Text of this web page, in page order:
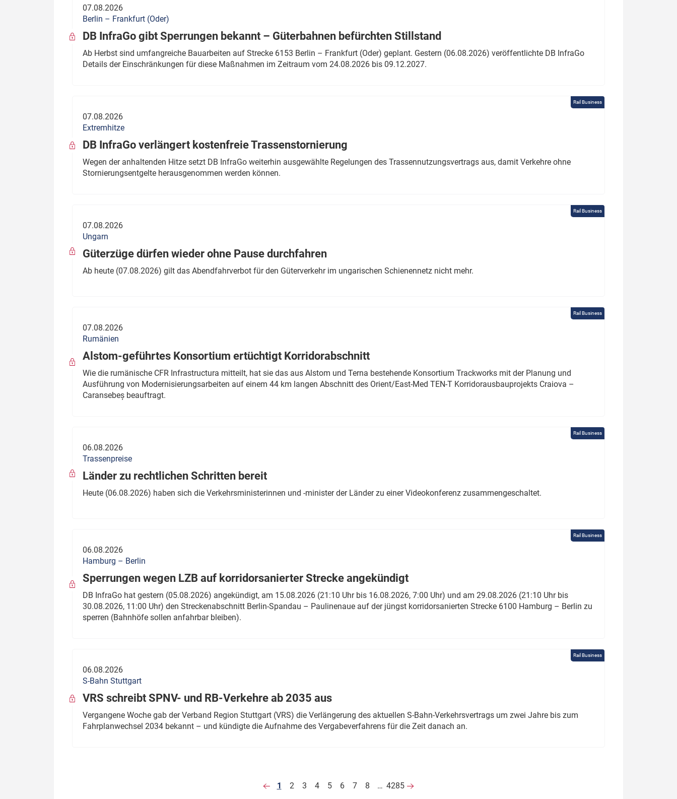
07.08.2026
Berlin – Frankfurt (Oder)
DB InfraGo gibt Sperrungen bekannt – Güterbahnen befürchten Stillstand
Ab Herbst sind umfangreiche Bauarbeiten auf Strecke 6153 Berlin – Frankfurt (Oder) geplant. Gestern (06.08.2026) veröffentlichte DB InfraGo
Details der Einschränkungen für diese Maßnahmen im Zeitraum vom 24.08.2026 bis 09.12.2027.
Rail Business
07.08.2026
Extremhitze
DB InfraGo verlängert kostenfreie Trassenstornierung
Wegen der anhaltenden Hitze setzt DB InfraGo weiterhin ausgewählte Regelungen des Trassennutzungsvertrags aus, damit Verkehre ohne
Stornierungsentgelte herausgenommen werden können.
Rail Business
07.08.2026
Ungarn
Güterzüge dürfen wieder ohne Pause durchfahren
Ab heute (07.08.2026) gilt das Abendfahrverbot für den Güterverkehr im ungarischen Schienennetz nicht mehr.
Rail Business
07.08.2026
Rumänien
Alstom-geführtes Konsortium ertüchtigt Korridorabschnitt
Wie die rumänische CFR Infrastructura mitteilt, hat sie das aus Alstom und Terna bestehende Konsortium Trackworks mit der Planung und
Ausführung von Modernisierungsarbeiten auf einem 44 km langen Abschnitt des Orient/East-Med TEN-T Korridorausbauprojekts Craiova –
Caransebeș beauftragt.
Rail Business
06.08.2026
Trassenpreise
Länder zu rechtlichen Schritten bereit
Heute (06.08.2026) haben sich die Verkehrsministerinnen und -minister der Länder zu einer Videokonferenz zusammengeschaltet.
Rail Business
06.08.2026
Hamburg – Berlin
Sperrungen wegen LZB auf korridorsanierter Strecke angekündigt
DB InfraGo hat gestern (05.08.2026) angekündigt, am 15.08.2026 (21:10 Uhr bis 16.08.2026, 7:00 Uhr) und am 29.08.2026 (21:10 Uhr bis
30.08.2026, 11:00 Uhr) den Streckenabschnitt Berlin-Spandau – Paulinenaue auf der jüngst korridorsanierten Strecke 6100 Hamburg – Berlin zu
sperren (Bahnhöfe sollen anfahrbar bleiben).
Rail Business
06.08.2026
S-Bahn Stuttgart
VRS schreibt SPNV- und RB-Verkehre ab 2035 aus
Vergangene Woche gab der Verband Region Stuttgart (VRS) die Verlängerung des aktuellen S-Bahn-Verkehrsvertrags um zwei Jahre bis zum
Fahrplanwechsel 2034 bekannt – und kündigte die Aufnahme des Vergabeverfahrens für die Zeit danach an.
1 2 3 4 5 6 7 8 … 4285